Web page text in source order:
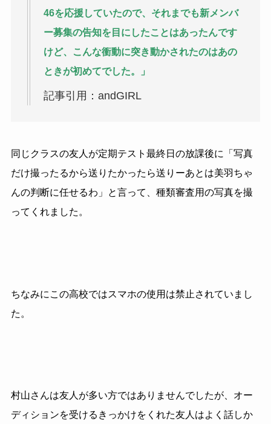
46を応援していたので、それまでも新メンバ
ー募集の告知を目にしたことはあったんです
けど、こんな衝動に突き動かされたのはあの
ときが初めてでした。」
記事引用：andGIRL
同じクラスの友人が定期テスト最終日の放課後に「写真
だけ撮ったるから送りたかったら送りーあとは美羽ちゃ
んの判断に任せるわ」と言って、種類審査用の写真を撮
ってくれました。
ちなみにこの高校ではスマホの使用は禁止されていまし
た。
村山さんは友人が多い方ではありませんでしたが、オー
ディションを受けるきっかけをくれた友人はよく話しか